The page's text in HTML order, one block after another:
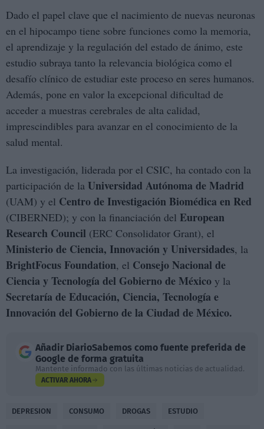
Dado el papel clave que el nacimiento de nuevas neuronas
en el hipocampo tiene sobre funciones como la memoria,
el aprendizaje y la regulación del estado de ánimo, este
estudio subraya tanto la relevancia biológica como el
desafío clínico de estudiar este proceso en seres humanos.
Además, pone en valor la excepcional dificultad de
acceder a muestras cerebrales de alta calidad,
imprescindibles para avanzar en el conocimiento de la
salud mental.
La investigación, liderada por el CSIC, ha contado con la
participación de la Universidad Autónoma de Madrid
(UAM) y el Centro de Investigación Biomédica en Red
(CIBERNED); y con la financiación del European
Research Council (ERC Consolidator Grant), el
Ministerio de Ciencia, Innovación y Universidades, la
BrightFocus Foundation, el Consejo Nacional de
Ciencia y Tecnología del Gobierno de México y la
Secretaría de Educación, Ciencia, Tecnología e
Innovación del Gobierno de la Ciudad de México.
Añadir DiarioSabemos como fuente preferida de
Google de forma gratuita
Mantente informado con las últimas noticias de actualidad.
ACTIVAR AHORA
DEPRESION CONSUMO DROGAS ESTUDIO